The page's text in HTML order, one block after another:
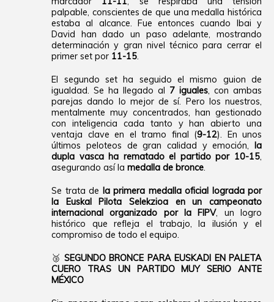
palpable, conscientes de que una medalla histórica
estaba al alcance. Fue entonces cuando Ibai y
David han dado un paso adelante, mostrando
determinación y gran nivel técnico para cerrar el
primer set por 11-15.
El segundo set ha seguido el mismo guion de
igualdad. Se ha llegado al 7 iguales, con ambas
parejas dando lo mejor de sí. Pero los nuestros,
mentalmente muy concentrados, han gestionado
con inteligencia cada tanto y han abierto una
ventaja clave en el tramo final (9-12). En unos
últimos peloteos de gran calidad y emoción, la
dupla vasca ha rematado el partido por 10-15,
asegurando así lamedalla de bronce.
Se trata de la primera medalla oficial lograda por
la Euskal Pilota Selekzioa en un campeonato
internacional organizado por la FIPV, un logro
histórico que refleja el trabajo, la ilusión y el
compromiso de todo el equipo.
🥉 SEGUNDO BRONCE PARA EUSKADI EN PALETA
CUERO TRAS UN PARTIDO MUY SERIO ANTE
MÉXICO